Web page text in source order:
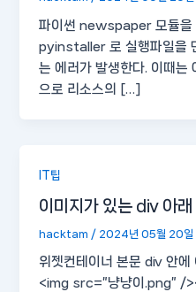
파이썬 newspaper 모듈을
pyinstaller 로 실행파일을
는 에러가 발생한다. 이때
으로 리소스의 […]
IT팁
이미지가 있는 div 아
hacktam / 2024년 05월 20일
위젯컨테이너 본문 div 안
<img src=”냥냥이.png” /